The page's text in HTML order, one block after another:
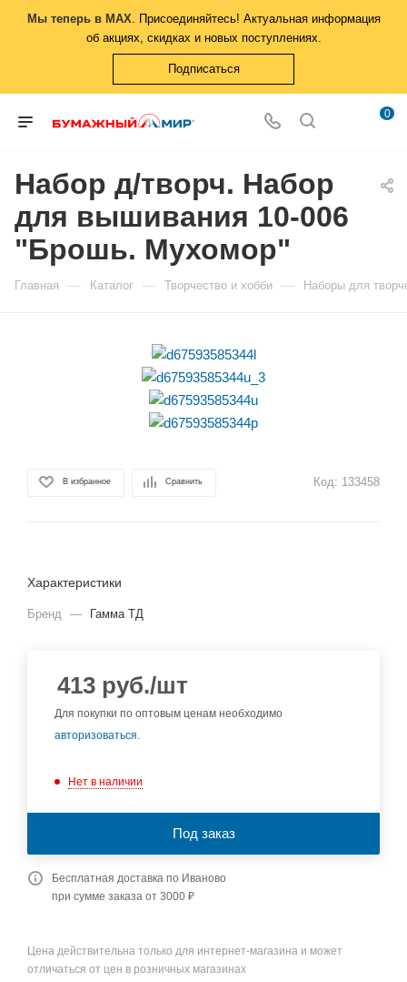
Мы теперь в MAX. Присоединяйтесь! Актуальная информация
об акциях, скидках и новых поступлениях.
Подписаться
0
Набор д/творч. Набор
для вышивания 10-006
"Брошь. Мухомор"
Главная — Каталог — Творчество и хобби — Наборы для
В избранное Сравнить Код: 133458
Характеристики
Бренд — Гамма ТД
413 руб./шт
Для покупки по оптовым ценам необходимо
авторизоваться.
Нет в наличии
Под заказ
Бесплатная доставка по Иваново
при сумме заказа от 3000 ₽
Цена действительна только для интернет-магазина и может
отличаться от цен в розничных магазинах